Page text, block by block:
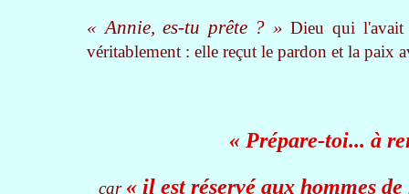
« Annie, es-tu prête ? » Dieu qui l'avait
véritablement : elle reçut le pardon et la paix
« Prépare-toi... à
car « il est réservé aux hommes